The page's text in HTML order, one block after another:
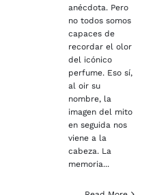
anécdota. Pero
no todos somos
capaces de
recordar el olor
del icónico
perfume. Eso sí,
al oir su
nombre, la
imagen del mito
en seguida nos
viene a la
cabeza. La
memoria...